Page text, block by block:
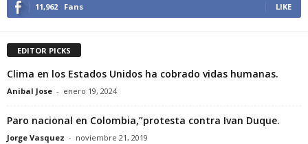
11,962 Fans LIKE
EDITOR PICKS
Clima en los Estados Unidos ha cobrado vidas humanas.
Anibal Jose - enero 19, 2024
Paro nacional en Colombia,”protesta contra Ivan Duque.
Jorge Vasquez - noviembre 21, 2019